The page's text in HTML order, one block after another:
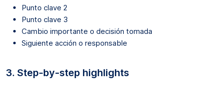
Punto clave 2
Punto clave 3
Cambio importante o decisión tomada
Siguiente acción o responsable
3. Step-by-step highlights